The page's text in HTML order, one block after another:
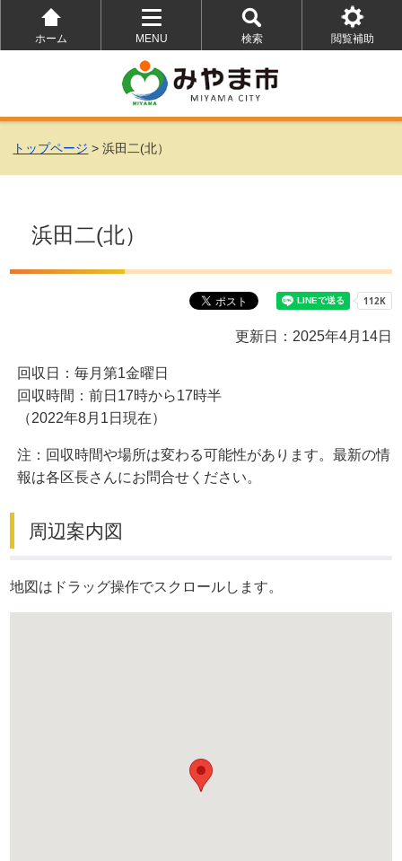
ホーム
MENU
を
開
く
検索
を
開
く
閲覧補助
を
トップページ > 浜田二(北）
浜田二(北）
更新日：2025年4月14日
回収日：毎月第1金曜日
回収時間：前日17時から17時半
（2022年8月1日現在）
注：回収時間や場所は変わる可能性があります。最新の情
報は各区長さんにお問合せください。
周辺案内図
地図はドラッグ操作でスクロールします。